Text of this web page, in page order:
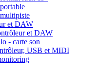
et DAW
et DAW
- carte son
USB et MIDI